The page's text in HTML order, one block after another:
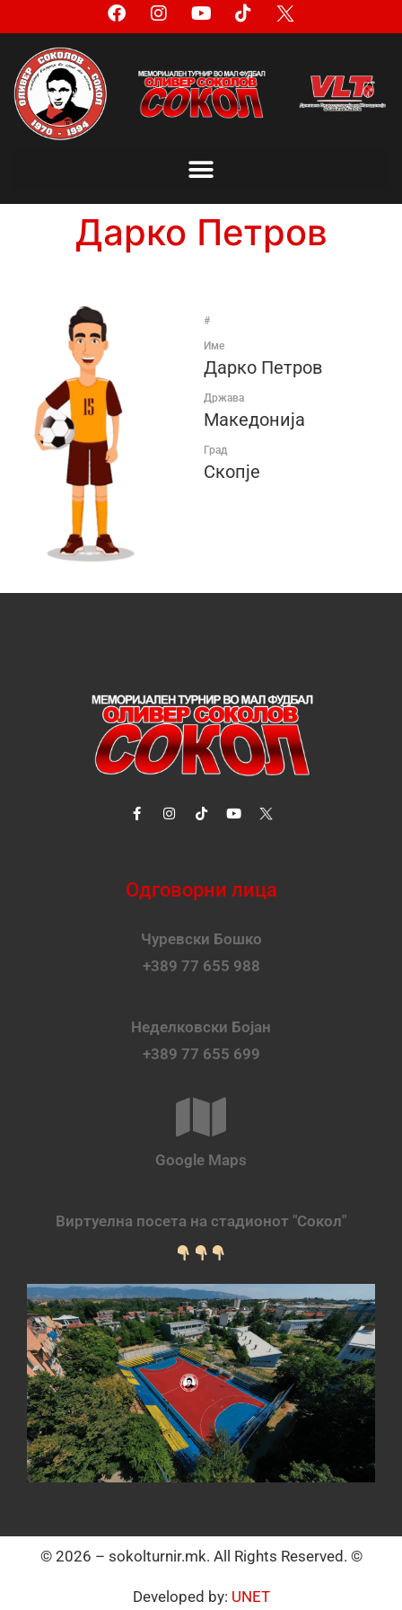
Дарко Петров
#
Име
Дарко Петров
Држава
Македонија
Град
Скопје
Одговорни лица
Чуревски Бошко
+389 77 655 988
Неделковски Бојан
+389 77 655 699
Google Maps
Виртуелна посета на стадионот "Сокол"
© 2026 – sokolturnir.mk. All Rights Reserved. ©
Developed by: UNET